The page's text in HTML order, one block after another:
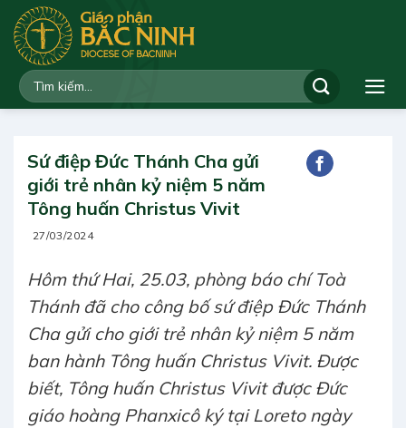
qua
dung
Sứ điệp Đức Thánh Cha gửi
giới trẻ nhân kỷ niệm 5 năm
Tông huấn Christus Vivit
27/03/2024
Hôm thứ Hai, 25.03, phòng báo chí Toà
Thánh đã cho công bố sứ điệp Đức Thánh
Cha gửi cho giới trẻ nhân kỷ niệm 5 năm
ban hành Tông huấn Christus Vivit. Được
biết, Tông huấn Christus Vivit được Đức
giáo hoàng Phanxicô kýtại Loreto ngày